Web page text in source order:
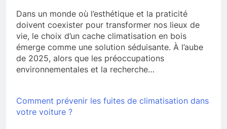
Dans un monde où l’esthétique et la praticité
doivent coexister pour transformer nos lieux de
vie, le choix d’un cache climatisation en bois
émerge comme une solution séduisante. À l’aube
de 2025, alors que les préoccupations
environnementales et la recherche…
Comment prévenir les fuites de climatisation dans
votre voiture ?